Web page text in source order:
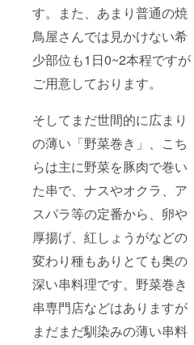
す。また、あまり普通の焼
鳥屋さんでは見かけない希
少部位も1日0~2本程ですが
ご用意しております。
そしてまだ世間的に広まり
の薄い「野菜巻き」、こち
らは主に野菜を豚肉で巻い
た串で、ナスやオクラ、ア
スパラ等の定番から、卵や
厚揚げ、紅しょうがなどの
変わり種もありとても奥の
深い串料理です。野菜巻き
串専門店などはありますが
まだまだ馴染みの薄い串料